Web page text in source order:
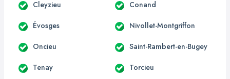
Cleyzieu Conand
Évosges Nivollet-Montgriffon
Oncieu Saint-Rambert-en-Bugey
Tenay Torcieu